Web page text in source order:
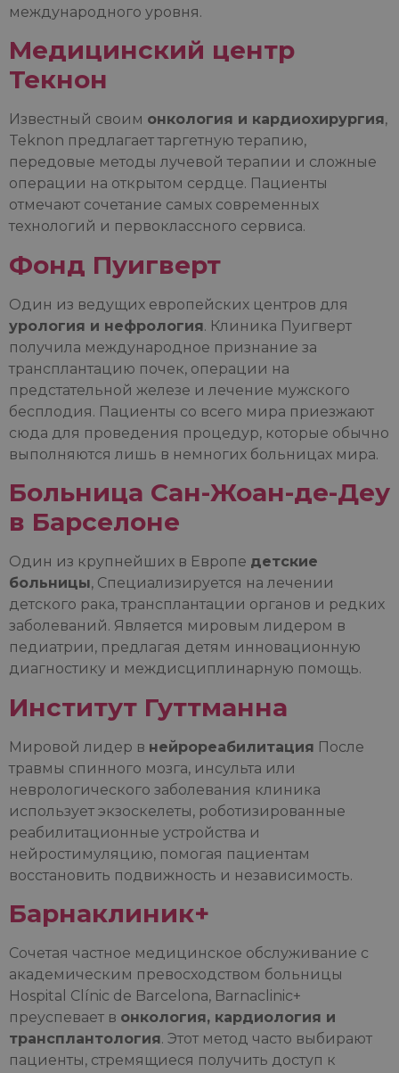
международного уровня.
Медицинский центр
Текнон
Известный своим онкология и кардиохирургия,
Teknon предлагает таргетную терапию,
передовые методы лучевой терапии и сложные
операции на открытом сердце. Пациенты
отмечают сочетание самых современных
технологий и первоклассного сервиса.
Фонд Пуигверт
Один из ведущих европейских центров для
урология и нефрология. Клиника Пуигверт
получила международное признание за
трансплантацию почек, операции на
предстательной железе и лечение мужского
бесплодия. Пациенты со всего мира приезжают
сюда для проведения процедур, которые обычно
выполняются лишь в немногих больницах мира.
Больница Сан-Жоан-де-Деу
в Барселоне
Один из крупнейших в Европе детские
больницы, Специализируется на лечении
детского рака, трансплантации органов и редких
заболеваний. Является мировым лидером в
педиатрии, предлагая детям инновационную
диагностику и междисциплинарную помощь.
Институт Гуттманна
Мировой лидер в нейрореабилитация После
травмы спинного мозга, инсульта или
неврологического заболевания клиника
использует экзоскелеты, роботизированные
реабилитационные устройства и
нейростимуляцию, помогая пациентам
восстановить подвижность и независимость.
Барнаклиник+
Сочетая частное медицинское обслуживание с
академическим превосходством больницы
Hospital Clínic de Barcelona, Barnaclinic+
преуспевает в онкология, кардиология и
трансплантология. Этот метод часто выбирают
пациенты, стремящиеся получить доступ к